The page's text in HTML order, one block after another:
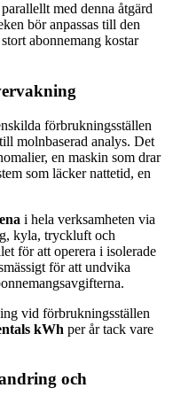
med denna åtgärd
bör anpassas till den
abonnemang kostar
förbrukningsställen
molnbaserad analys. Det
en maskin som drar
som läcker nattetid, en
i hela verksamheten via
kyla, tryckluft och
för att operera i isolerade
för att undvika
vid förbrukningsställen
kWh per år tack vare
och